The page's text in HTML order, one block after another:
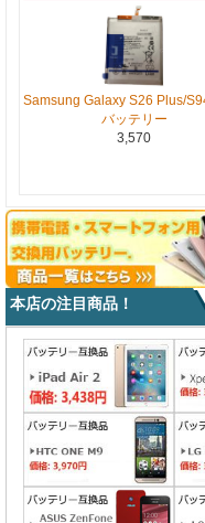
Samsung Galaxy S26 Plus/
バッテリー
3,570
本店の注目商品！